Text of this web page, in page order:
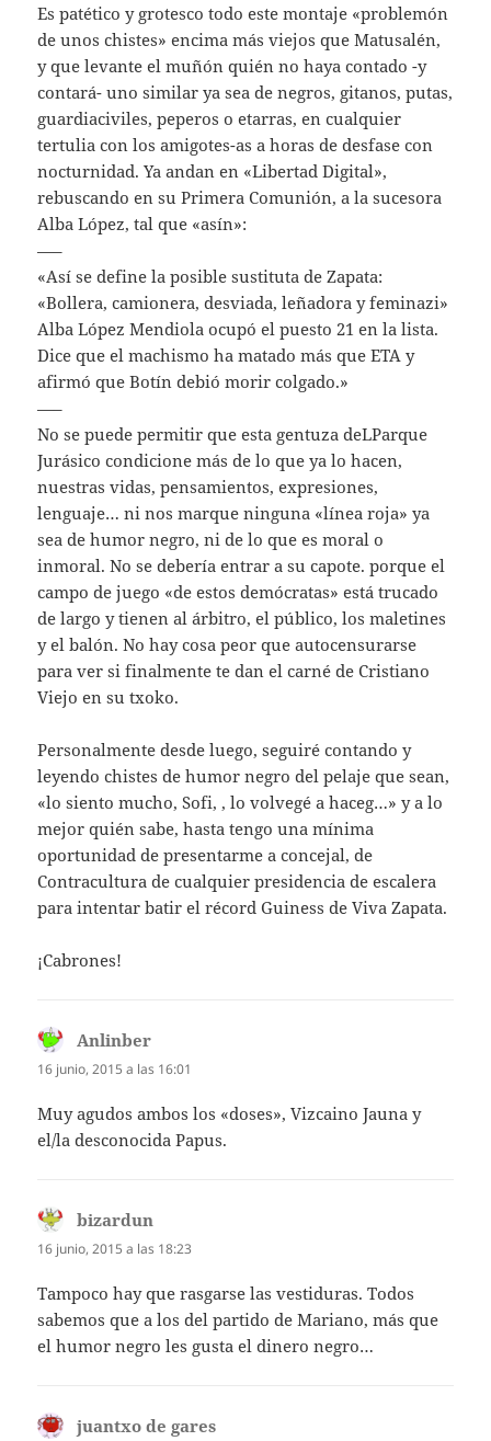
Es patético y grotesco todo este montaje «problemón
de unos chistes» encima más viejos que Matusalén,
y que levante el muñón quién no haya contado -y
contará- uno similar ya sea de negros, gitanos, putas,
guardiaciviles, peperos o etarras, en cualquier
tertulia con los amigotes-as a horas de desfase con
nocturnidad. Ya andan en «Libertad Digital»,
rebuscando en su Primera Comunión, a la sucesora
Alba López, tal que «asín»:
—–
«Así se define la posible sustituta de Zapata:
«Bollera, camionera, desviada, leñadora y feminazi»
Alba López Mendiola ocupó el puesto 21 en la lista.
Dice que el machismo ha matado más que ETA y
afirmó que Botín debió morir colgado.»
—–
No se puede permitir que esta gentuza deLParque
Jurásico condicione más de lo que ya lo hacen,
nuestras vidas, pensamientos, expresiones,
lenguaje… ni nos marque ninguna «línea roja» ya
sea de humor negro, ni de lo que es moral o
inmoral. No se debería entrar a su capote. porque el
campo de juego «de estos demócratas» está trucado
de largo y tienen al árbitro, el público, los maletines
y el balón. No hay cosa peor que autocensurarse
para ver si finalmente te dan el carné de Cristiano
Viejo en su txoko.
Personalmente desde luego, seguiré contando y
leyendo chistes de humor negro del pelaje que sean,
«lo siento mucho, Sofi, , lo volvegé a haceg…» y a lo
mejor quién sabe, hasta tengo una mínima
oportunidad de presentarme a concejal, de
Contracultura de cualquier presidencia de escalera
para intentar batir el récord Guiness de Viva Zapata.
¡Cabrones!
Anlinber
16 junio, 2015 a las 16:01
Muy agudos ambos los «doses», Vizcaino Jauna y
el/la desconocida Papus.
bizardun
16 junio, 2015 a las 18:23
Tampoco hay que rasgarse las vestiduras. Todos
sabemos que a los del partido de Mariano, más que
el humor negro les gusta el dinero negro…
juantxo de gares